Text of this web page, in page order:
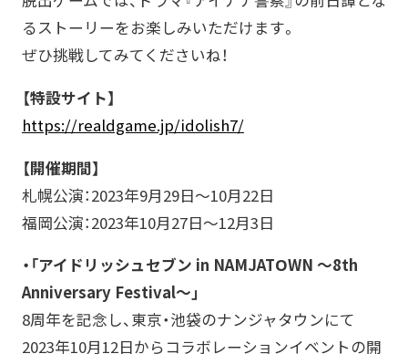
るストーリーをお楽しみいただけます。
ぜひ挑戦してみてくださいね！
【特設サイト】
https://realdgame.jp/idolish7/
【開催期間】
札幌公演：2023年9月29日～10月22日
福岡公演：2023年10月27日～12月3日
・「アイドリッシュセブン in NAMJATOWN ～8th
Anniversary Festival～」
8周年を記念し、東京・池袋のナンジャタウンにて
2023年10月12日からコラボレーションイベントの開